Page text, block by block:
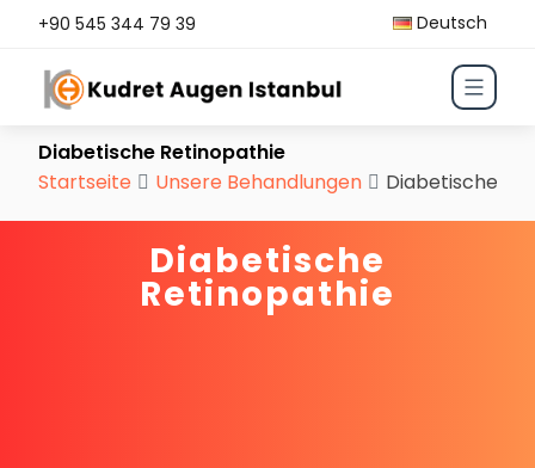
+90 545 344 79 39 Deutsch
Diabetische Retinopathie
Startseite
Unsere Behandlungen Diabetische
Diabetische
Retinopathie